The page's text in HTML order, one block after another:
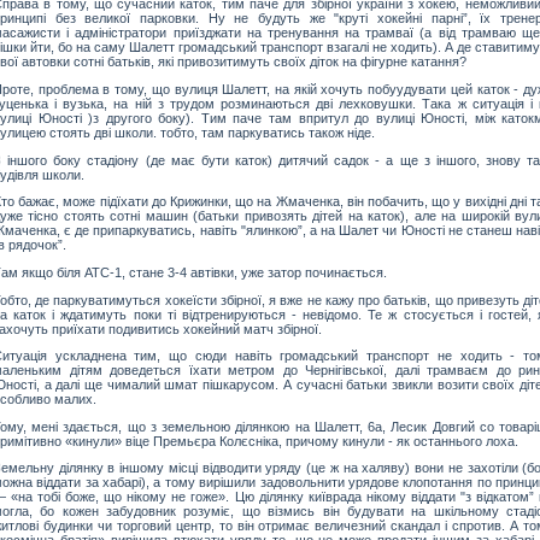
в тому, що сучасний каток, тим паче для збірної україни з хокею,
без великої парковки. Ну не будуть же "круті хокейні парні”, їх
і адміністратори приїзджати на тренування на трамваї (а від трамваю
йти, бо на саму Шалетт громадський транспорт взагалі не ходить). А де
автовки сотні батьків, які привозитимуть своїх діток на фігурне катання?
проблема в тому, що вулиця Шалетт, на якій хочуть побуудувати цей каток -
і вузька, на ній з трудом розминаються дві лехковушки. Така ж ситуація і
Юності )з другого боку). Тим паче там впритул до вулиці Юності, між
стоять дві школи. тобто, там паркуватись також ніде.
іншого боку стадіону (де має бути каток) дитячий садок - а ще з іншого, знову
школи.
бажає, може підїхати до Крижинки, що на Жмаченка, він побачить, що у вихідні дні
тісно стоять сотні машин (батьки привозять дітей на каток), але на широкій
є де припаркуватись, навіть "ялинкою”, а на Шалет чи Юності не станеш
рядочок”.
якщо біля АТС-1, стане 3-4 автівки, уже затор починається.
де паркуватимуться хокеїсти збірної, я вже не кажу про батьків, що привезуть
каток і ждатимуть поки ті відтренируються - невідомо. Те ж стосується і гостей,
приїхати подивитись хокейний матч збірної.
ускладнена тим, що сюди навіть громадський транспорт не ходить -
дітям доведеться їхати метром до Чернігівської, далі трамваєм до
а далі ще чималий шмат пішкарусом. А сучасні батьки звикли возити своїх
малих.
мені здається, що з земельною ділянкою на Шалетт, 6а, Лесик Довгий со
«кинули» віце Премьєра Колєсніка, причому кинули - як останнього лоха.
ділянку в іншому місці відводити уряду (це ж на халяву) вони не захотіли (бо
віддати за хабарі), а тому вирішили задовольнити урядове клопотання по
«на тобі боже, що нікому не гоже». Цю ділянку київрада нікому віддати "з відкатом”
бо кожен забудовник розуміє, що візмись він будувати на шкільному
будинки чи торговий центр, то він отримає величезний скандал і спротив. А